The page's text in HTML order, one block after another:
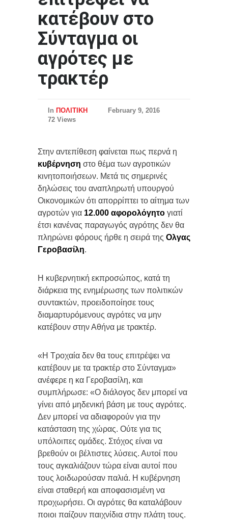
κατέβουν στο
Σύνταγμα οι
αγρότες με
τρακτέρ
In ΠΟΛΙΤΙΚΗ
February 9, 2016
72 Views
Στην αντεπίθεση φαίνεται πως περνά η
κυβέρνηση στο θέμα των αγροτικών
κινητοποιήσεων. Μετά τις σημερινές
δηλώσεις του αναπληρωτή υπουργού
Οικονομικών ότι απορρίπτει το αίτημα των
αγροτών για 12.000 αφορολόγητο γιατί
έτσι κανένας παραγωγός αγρότης δεν θα
πληρώνει φόρους ήρθε η σειρά της Ολγας
Γεροβασίλη.
Η κυβερνητική εκπροσώπος, κατά τη
διάρκεια της ενημέρωσης των πολιτικών
συντακτών, προειδοποίησε τους
διαμαρτυρόμενους αγρότες να μην
κατέβουν στην Αθήνα με τρακτέρ.
«Η Τροχαία δεν θα τους επιτρέψει να
κατέβουν με τα τρακτέρ στο Σύνταγμα»
ανέφερε η κα Γεροβασίλη, και
συμπλήρωσε: «Ο διάλογος δεν μπορεί να
γίνει από μηδενική βάση με τους αγρότες.
Δεν μπορεί να αδιαφορούν για την
κατάσταση της χώρας. Ούτε για τις
υπόλοιπες ομάδες. Στόχος είναι να
βρεθούν οι βέλτιστες λύσεις. Αυτοί που
τους αγκαλιάζουν τώρα είναι αυτοί που
τους λοιδωρούσαν παλιά. Η κυβέρνηση
είναι σταθερή και αποφασισμένη να
προχωρήσει. Οι αγρότες θα καταλάβουν
ποιοι παίζουν παιχνίδια στην πλάτη τους.